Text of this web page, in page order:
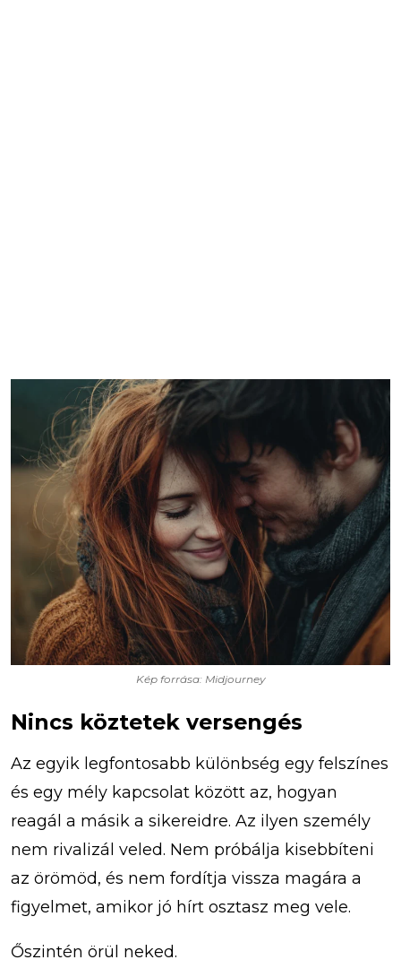
Kép forrása: Midjourney
Nincs köztetek versengés
Az egyik legfontosabb különbség egy felszínes
és egy mély kapcsolat között az, hogyan
reagál a másik a sikereidre. Az ilyen személy
nem rivalizál veled. Nem próbálja kisebbíteni
az örömöd, és nem fordítja vissza magára a
figyelmet, amikor jó hírt osztasz meg vele.
Őszintén örül neked.